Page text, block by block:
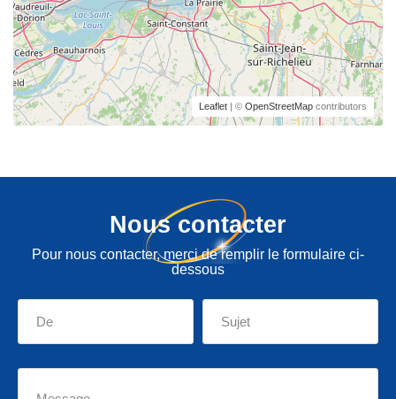
Leaflet | © OpenStreetMap contributors
Nous contacter
Pour nous contacter, merci de remplir le formulaire ci-
dessous